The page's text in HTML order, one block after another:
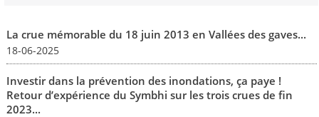
La crue mémorable du 18 juin 2013 en Vallées des gaves...
18-06-2025
Investir dans la prévention des inondations, ça paye !
Retour d’expérience du Symbhi sur les trois crues de fin
2023...